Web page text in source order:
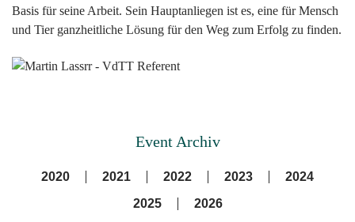
Basis für seine Arbeit. Sein Hauptanliegen ist es, eine für Mensch
und Tier ganzheitliche Lösung für den Weg zum Erfolg zu finden.
Event Archiv
2020 2021 2022 2023
2024
2025
2026